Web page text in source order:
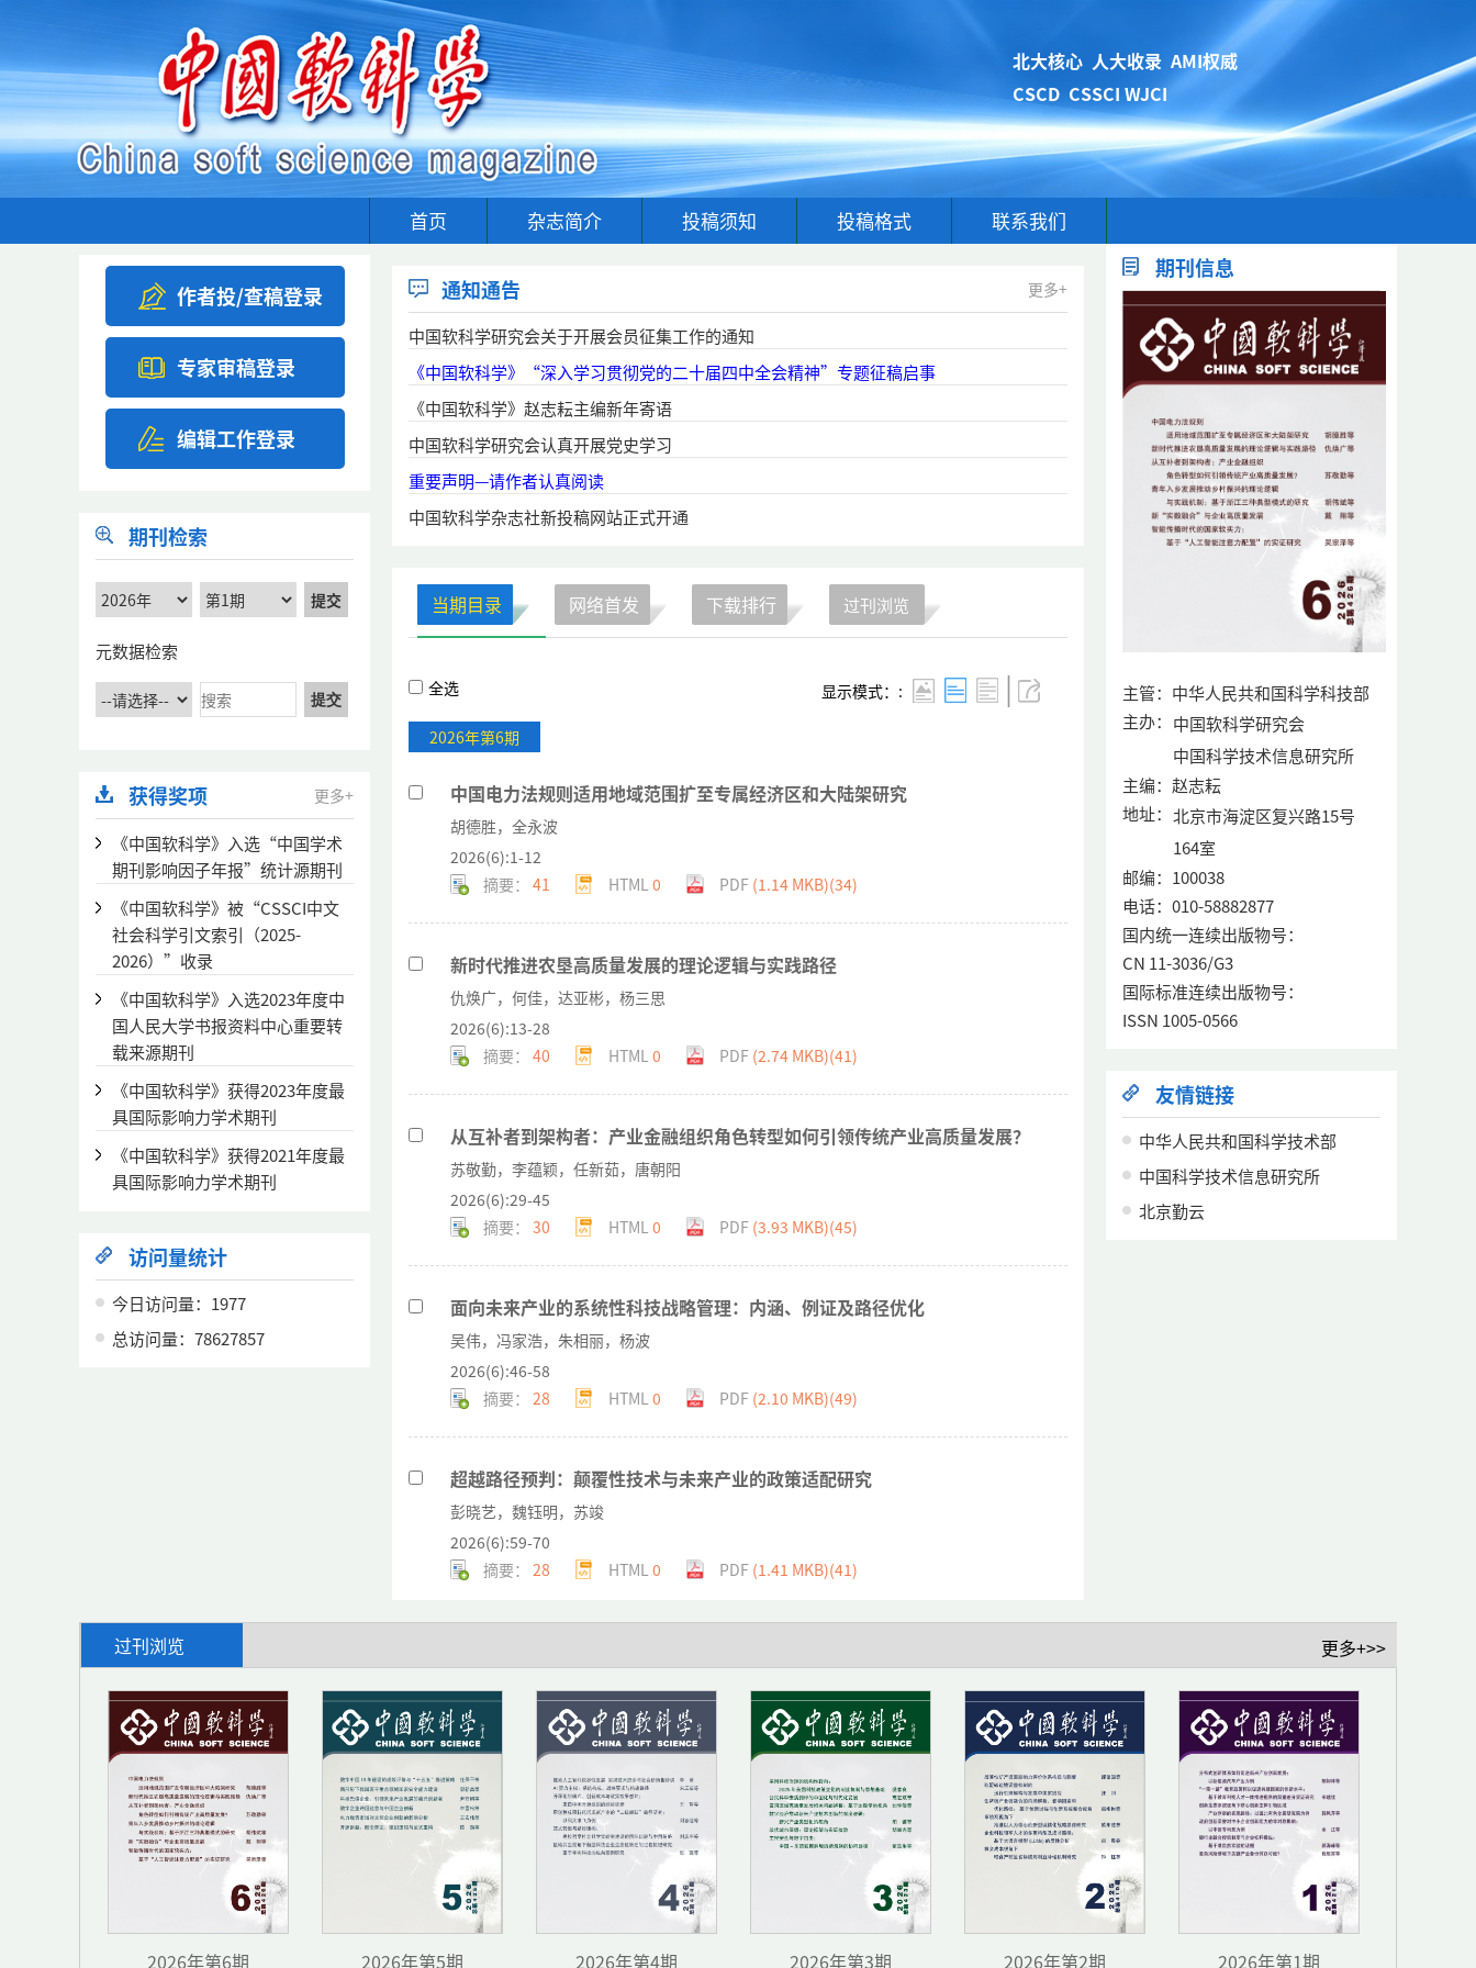
北大核心 人大收录 AMI权威
CSCD CSSCI WJCI
首页 杂志简介 投稿须知 投稿格式 联系我们
通知通告 更多+
中国软科学研究会关于开展会员征集工作的通知
《中国软科学》“深入学习贯彻党的二十届四中全会精神”专题征稿启事
《中国软科学》赵志耘主编新年寄语
中国软科学研究会认真开展党史学习
重要声明—请作者认真阅读
中国软科学杂志社新投稿网站正式开通
当期目录 网络首发 下载排行 过刊浏览
全选 显示模式：: |
2026年第6期
中国电力法规则适用地域范围扩至专属经济区和大陆架研究
胡德胜，全永波
2026(6):1-12
摘要： 41 HTML 0 PDF (1.14 MKB)(34)
新时代推进农垦高质量发展的理论逻辑与实践路径
仇焕广，何佳，达亚彬，杨三思
2026(6):13-28
摘要： 40 HTML 0 PDF (2.74 MKB)(41)
从互补者到架构者：产业金融组织角色转型如何引领传统产业高质量发展？
苏敬勤，李蕴颖，任新茹，唐朝阳
2026(6):29-45
摘要： 30 HTML 0 PDF (3.93 MKB)(45)
面向未来产业的系统性科技战略管理：内涵、例证及路径优化
吴伟，冯家浩，朱相丽，杨波
2026(6):46-58
摘要： 28 HTML 0 PDF (2.10 MKB)(49)
超越路径预判：颠覆性技术与未来产业的政策适配研究
彭晓艺，魏钰明，苏竣
2026(6):59-70
摘要： 28 HTML 0 PDF (1.41 MKB)(41)
2026(6):71-82
摘要：
HTML 0 (3.09 MKB)(37)
非线性框架下的城市创新与房地产市场韧性：基于286城市的门槛效应检验
李嘉，曲峻熙
2026(6):83-96
摘要：
0
作者投/查稿登录
专家审稿登录
编辑工作登录
期刊检索
提交
元数据检索
提交
获得奖项 更多+
《中国软科学》入选“中国学术
期刊影响因子年报”统计源期刊
《中国软科学》被“CSSCI中文
社会科学引文索引（2025-
2026）”收录
《中国软科学》入选2023年度中
国人民大学书报资料中心重要转
载来源期刊
《中国软科学》获得2023年度最
具国际影响力学术期刊
《中国软科学》获得2021年度最
具国际影响力学术期刊
访问量统计
今日访问量： 1977
总访问量： 78627857
期刊信息
主管：中华人民共和国科学科技部
主办： 中国软科学研究会
中国科学技术信息研究所
主编：赵志耘
地址： 北京市海淀区复兴路15号
164室
邮编：100038
电话：010-58882877
国内统一连续出版物号：
CN 11-3036/G3
国际标准连续出版物号：
ISSN 1005-0566
友情链接
中华人民共和国科学技术部
中国科学技术信息研究所
北京勤云
过刊浏览 更多+>>
2026年第6期 2026年第5期 2026年第4期 2026年第3期 2026年第2期 2026年第1期